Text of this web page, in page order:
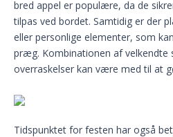
bred appel er populære, da de
tilpas ved bordet. Samtidig er der
eller personlige elementer, som
præg. Kombinationen af velkendte
overraskelser kan være med til at
Tidspunktet for festen har også